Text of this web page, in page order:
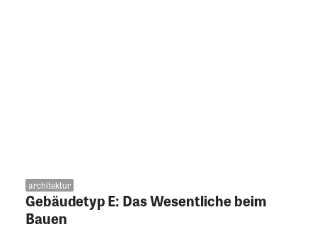
architektur
Gebäudetyp E: Das Wesentliche beim
Bauen